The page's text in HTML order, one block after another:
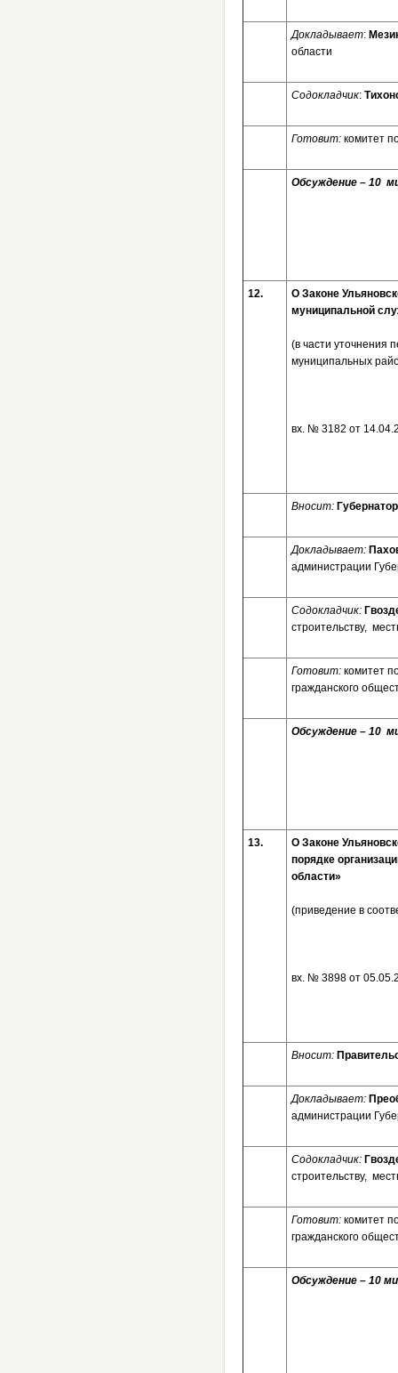
Докладывает:
области
Содокладчик:
Готовит: комитет
Обсуждение – 10
12.
О Законе
муниципальной
(в части уточнения
муниципальных
вх. № 3182 от
Вносит:
Докладывает:
администрации
Содокладчик:
строительству,
Готовит: комитет
гражданского
Обсуждение – 10
13.
О Законе
порядке
области»
(приведение в
вх. №
Вносит:
Докладывает:
администрации
Содокладчик:
строительству,
Готовит: комитет
гражданского
Обсуждение – 10